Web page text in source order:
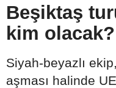
Beşiktaş
kim olacak?
Siyah-beyazlı
aşması halinde